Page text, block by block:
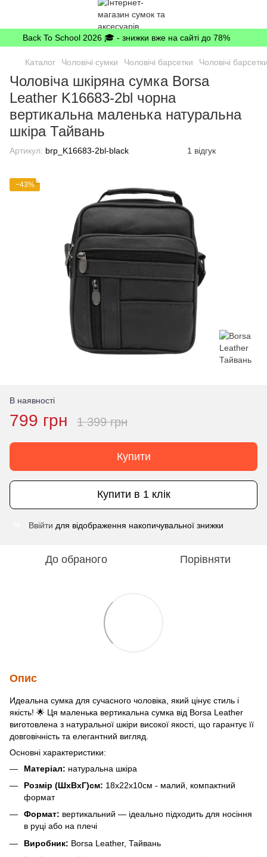
Back To School 2026 🎓 - знижки вже на сайті до 78%
Каталог Чоловічі сумки Чоловічі барсетки Чоловічі
Чоловіча шкіряна сумка Borsa
Leather K16683-2bl чорна
вертикальна маленька натуральна
шкіра Тайвань
Артикул: brp_K16683-2bl-black 1 відгук
−43%
В наявності
799 грн 1 399 грн
Купити
Купити в 1 клік
Ввійти для відображення накопичувальної знижки
До обраного Порівняти
Опис
Идеальна сумка для сучасного чоловіка, який цінує стиль і
якість! 🌟 Ця маленька вертикальна сумка від Borsa Leather
виготовлена з натуральної шкіри високої якості, що гарантує її
довговічність та елегантний вигляд.
Основні характеристики:
Матеріал: натуральна шкіра
Розмір (ШхВхГ)см: 18х22х10см - малий, компактний
формат
Формат: вертикальний — ідеально підходить для носіння
в руці або на плечі
Виробник: Borsa Leather, Тайвань